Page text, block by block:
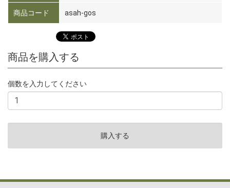
商品コード asah-gos
商品を購入する
個数を入力してください